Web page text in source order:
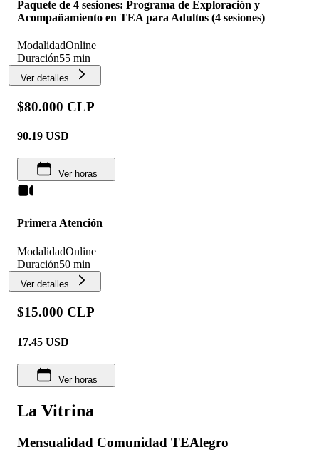
Paquete de 4 sesiones: Programa de Exploración y
Acompañamiento en TEA para Adultos (4 sesiones)
ModalidadOnline
Duración55 min
Ver detalles
$80.000 CLP
90.19 USD
Ver horas
Primera Atención
ModalidadOnline
Duración50 min
Ver detalles
$15.000 CLP
17.45 USD
Ver horas
La Vitrina
Mensualidad Comunidad TEAlegro